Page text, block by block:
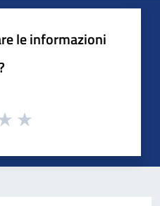
le informazioni